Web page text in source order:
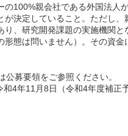
の100%親会社である外国法人
が決定していること。ただし
り、研究開発課題の実施機関
形態は問いません）。その資
募要領をご参照ください。
4年11月8日（令和4年度補正